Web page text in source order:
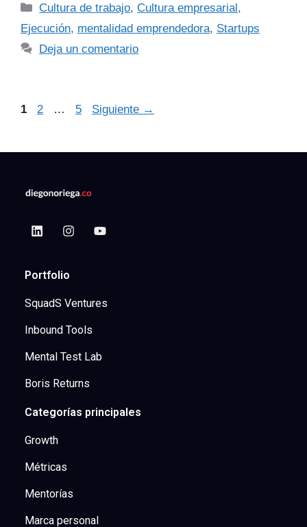
Cultura de trabajo,Cultura empresarial,
Ejecución, mentalidad emprendedora, Startups
Deja un comentario
1 2 … 5 Siguiente →
Portfolio
SquadS Ventures
Inbound Tools
Mental Test Lab
Boris Returns
Categorías principales
Growth
Métricas
Mentorías
Marca personal